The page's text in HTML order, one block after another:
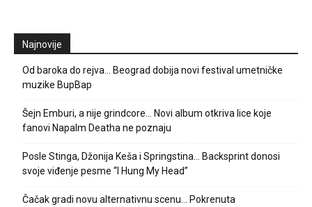
Najnovije
Od baroka do rejva… Beograd dobija novi festival umetničke
muzike BupBap
Šejn Emburi, a nije grindcore… Novi album otkriva lice koje
fanovi Napalm Deatha ne poznaju
Posle Stinga, Džonija Keša i Springstina… Backsprint donosi
svoje viđenje pesme “I Hung My Head”
Čačak gradi novu alternativnu scenu… Pokrenuta